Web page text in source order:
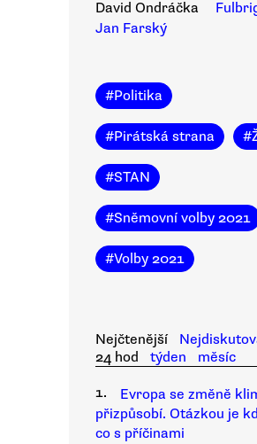
David Ondráčka
Jan Farský
#Politika
#Pirátská strana #
#STAN
#Sněmovní volby 2021
#Volby 2021
Nejčtenější
24 hod
týden
měsíc
1.
Evropa se změně
přizpůsobí. Otázkou je
co s příčinami